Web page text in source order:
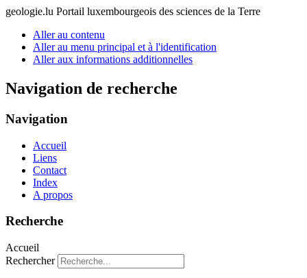
geologie.lu Portail luxembourgeois des sciences de la Terre
Aller au contenu
Aller au menu principal et à l'identification
Aller aux informations additionnelles
Navigation de recherche
Navigation
Accueil
Liens
Contact
Index
A propos
Recherche
Accueil
Rechercher